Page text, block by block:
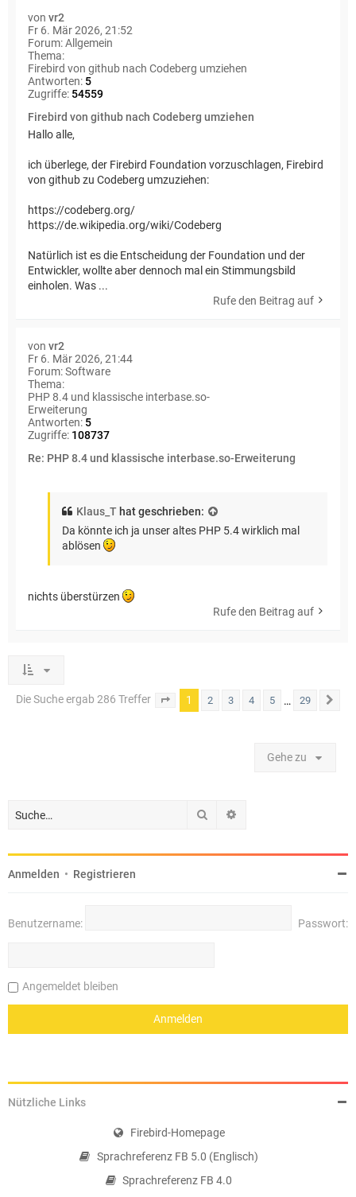
von vr2
Fr 6. Mär 2026, 21:52
Forum:Allgemein
Thema:
Firebird von github nach Codeberg umziehen
Antworten: 5
Zugriffe: 54559
Firebird von github nach Codeberg umziehen
Hallo alle,
ich überlege, der Firebird Foundation vorzuschlagen, Firebird
von github zu Codeberg umzuziehen:
https://codeberg.org/
https://de.wikipedia.org/wiki/Codeberg
Natürlich ist es die Entscheidung der Foundation und der
Entwickler, wollte aber dennoch mal ein Stimmungsbild
einholen. Was ...
Rufe den Beitrag auf
von vr2
Fr 6. Mär 2026, 21:44
Forum:Software
Thema:
PHP 8.4 und klassische interbase.so-
Erweiterung
Antworten: 5
Zugriffe: 108737
Re: PHP 8.4 und klassische interbase.so-Erweiterung
Klaus_T hat geschrieben:
Da könnte ich ja unser altes PHP 5.4 wirklich mal
ablösen
nichts überstürzen
Rufe den Beitrag auf
Die Suche ergab 286 Treffer Seite von 29
1 2 3 4 5 … 29
Gehe zu
Suche
Anmelden • Registrieren
Benutzername: Passwort:
Angemeldet bleiben
Nützliche Links
Firebird-Homepage
Sprachreferenz FB 5.0 (Englisch)
Sprachreferenz FB 4.0